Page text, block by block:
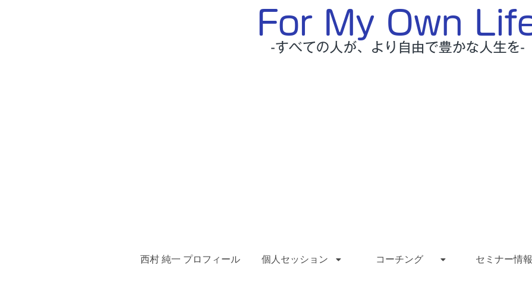
西村 純一 プロフィール 個人セッション コーチング セミナー情報